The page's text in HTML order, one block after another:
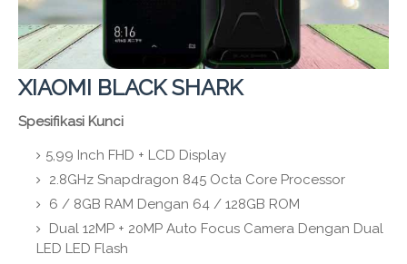
XIAOMI BLACK SHARK
Spesifikasi Kunci
5,99 Inch FHD + LCD Display
2.8GHz Snapdragon 845 Octa Core Processor
6 / 8GB RAM Dengan 64 / 128GB ROM
Dual 12MP + 20MP Auto Focus Camera Dengan Dual
LED LED Flash